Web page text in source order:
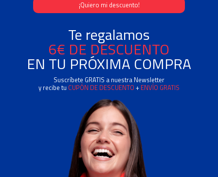
Te regalamos
6€ DE DESCUENTO
EN TU PRÓXIMA COMPRA
Suscríbete GRATIS a nuestra Newsletter
y recibe tu CUPÓN DE DESCUENTO + ENVÍO GRATIS